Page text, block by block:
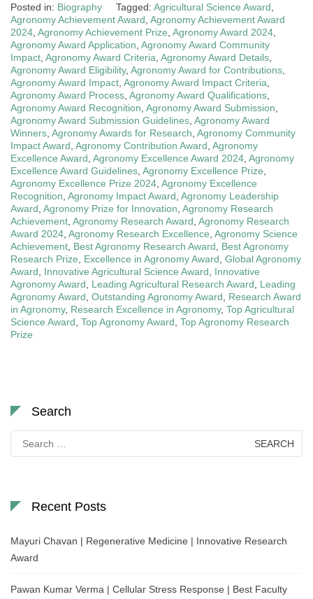
Posted in: Biography Tagged: Agricultural Science Award
Agronomy Achievement Award Agronomy Achievement Award
2024 Agronomy Achievement Prize Agronomy Award 2024
Agronomy Award Application Agronomy Award Community
Impact Agronomy Award Criteria Agronomy Award Details
Agronomy Award Eligibility, Agronomy Award for Contributions
Agronomy Award Impact Agronomy Award Impact Criteria
Agronomy Award Process Agronomy Award Qualifications
Agronomy Award Recognition Agronomy Award Submission
Agronomy Award Submission Guidelines Agronomy Award
Winners Agronomy Awards for Research Agronomy Community
Impact Award Agronomy Contribution Award Agronomy
Excellence Award Agronomy Excellence Award 2024 Agronomy
Excellence Award Guidelines Agronomy Excellence Prize
Agronomy Excellence Prize 2024 Agronomy Excellence
Recognition Agronomy Impact Award Agronomy Leadership
Award Agronomy Prize for Innovation Agronomy Research
Achievement Agronomy Research Award Agronomy Research
Award 2024 Agronomy Research Excellence Agronomy Science
Achievement Best Agronomy Research Award
Best Agronomy
Research Prize
Excellence in Agronomy Award Global Agronomy
Award
Innovative Agricultural Science Award
Innovative
Agronomy Award
Leading Agricultural Research Award
Leading
Agronomy Award Outstanding Agronomy Award
Research Award
in Agronomy, Research Excellence in Agronomy, Top Agricultural
Science Award Top Agronomy Award Top Agronomy Research
Prize
Search
for:
Recent Posts
Mayuri Chavan | Regenerative Medicine | Innovative Research
Award
Pawan Kumar Verma | Cellular Stress Response | Best Faculty